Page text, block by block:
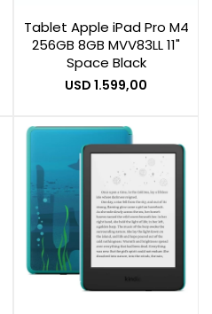
Tablet Apple iPad Pro M4
256GB 8GB MVV83LL 11"
Space Black
USD 1.599,00